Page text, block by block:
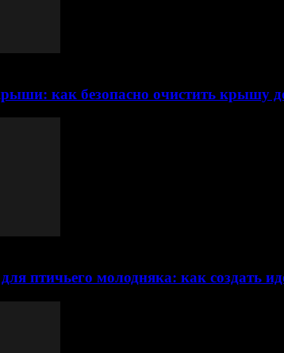
как безопасно очистить крышу
птичьего молодняка: как создать